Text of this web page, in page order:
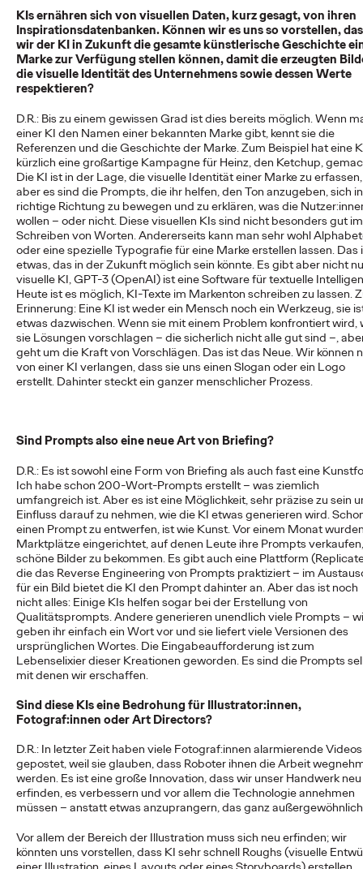
KIs ernähren sich von visuellen Daten, kurz gesagt, von ihren
Inspirationsdatenbanken. Können wir es uns so vorstellen,
wir der KI in Zukunft die gesamte künstlerische Geschichte
Marke zur Verfügung stellen können, damit die erzeugten
die visuelle Identität des Unternehmens sowie dessen Werte
respektieren?
D.R.: Bis zu einem gewissen Grad ist dies bereits möglich. Wenn
einer KI den Namen einer bekannten Marke gibt, kennt sie die
Referenzen und die Geschichte der Marke. Zum Beispiel hat eine
kürzlich eine großartige Kampagne für Heinz, den Ketchup,
Die KI ist in der Lage, die visuelle Identität einer Marke zu erfassen,
aber es sind die Prompts, die ihr helfen, den Ton anzugeben, sich
richtige Richtung zu bewegen und zu erklären, was die
wollen – oder nicht. Diese visuellen KIs sind nicht besonders gut im
Schreiben von Worten. Andererseits kann man sehr wohl
oder eine spezielle Typografie für eine Marke erstellen lassen. Das
etwas, das in der Zukunft möglich sein könnte. Es gibt aber nicht
visuelle KI, GPT-3 (OpenAI) ist eine Software für textuelle
Heute ist es möglich, KI-Texte im Markenton schreiben zu lassen.
Erinnerung: Eine KI ist weder ein Mensch noch ein Werkzeug, sie
etwas dazwischen. Wenn sie mit einem Problem konfrontiert wird,
sie Lösungen vorschlagen – die sicherlich nicht alle gut sind –,
geht um die Kraft von Vorschlägen. Das ist das Neue. Wir können
von einer KI verlangen, dass sie uns einen Slogan oder ein Logo
erstellt. Dahinter steckt ein ganzer menschlicher Prozess.
Sind Prompts also eine neue Art von Briefing?
D.R.: Es ist sowohl eine Form von Briefing als auch fast eine
Ich habe schon 200-Wort-Prompts erstellt – was ziemlich
umfangreich ist. Aber es ist eine Möglichkeit, sehr präzise zu sein
Einfluss darauf zu nehmen, wie die KI etwas generieren wird.
einen Prompt zu entwerfen, ist wie Kunst. Vor einem Monat
Marktplätze eingerichtet, auf denen Leute ihre Prompts
schöne Bilder zu bekommen. Es gibt auch eine Plattform
die das Reverse Engineering von Prompts praktiziert – im
für ein Bild bietet die KI den Prompt dahinter an. Aber das ist noch
nicht alles: Einige KIs helfen sogar bei der Erstellung von
Qualitätsprompts. Andere generieren unendlich viele Prompts –
geben ihr einfach ein Wort vor und sie liefert viele Versionen des
ursprünglichen Wortes. Die Eingabeaufforderung ist zum
Lebenselixier dieser Kreationen geworden. Es sind die Prompts
mit denen wir erschaffen.
Sind diese KIs eine Bedrohung für Illustrator:innen,
Fotograf:innen oder Art Directors?
D.R.: In letzter Zeit haben viele Fotograf:innen alarmierende Videos
gepostet, weil sie glauben, dass Roboter ihnen die Arbeit
werden. Es ist eine große Innovation, dass wir unser Handwerk neu
erfinden, es verbessern und vor allem die Technologie annehmen
müssen – anstatt etwas anzuprangern, das ganz
Vor allem der Bereich der Illustration muss sich neu erfinden; wir
könnten uns vorstellen, dass KI sehr schnell Roughs (visuelle
More→
NEWS
Süwag Energie AG holt
Ogilvy als neue
Leadagentur
Carsten Becker 10/03/2026
Die Süwag Energie AG und Ogilvy Germany arbeiten künftig
eng zusammen. Als neue Leadagentur nutzt die
Kreativagentur hier die Nähe mit ihrem…
More→
READ
2026
Influencer‑Trends, auf
die du achten solltest
James Baldwin and Ansley Williams 18/02/2026
Wenn es um Consumer- und Markenmarketing geht, ist die
Creator Economy längst kein Optionalprogramm oder
Experiment mehr – sie ist ein Grundpfeiler…
More→
READ
Social Trends 2026:
Social with Substance
und die Rückkehr zum
Echten
Catherine Sackville-Scott and Awie Erasmus 26/01/2026